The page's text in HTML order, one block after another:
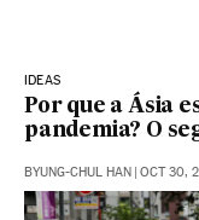
IDEAS
Por que a Ásia
pandemia? O
BYUNG-CHUL HAN | OCT 30,